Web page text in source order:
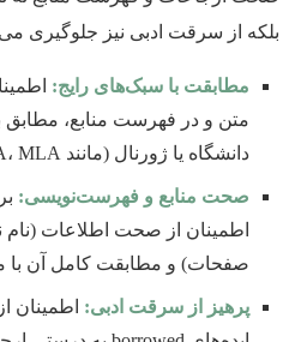
بلکه از سرقت ادبی نیز جلوگیری
مطابقت با سبک‌های رایج:
متن و در فهرست منابع،
دانشگاه یا ژورنال (مانند APA، MLA، شیکاگو) هستند.
صحت منابع و فهرست‌نویسی:
اطمینان از صحت اطلاعات (نام
صفحات) و مطابقت کامل آن با
پرهیز از سرقت ادبی: اطمینان